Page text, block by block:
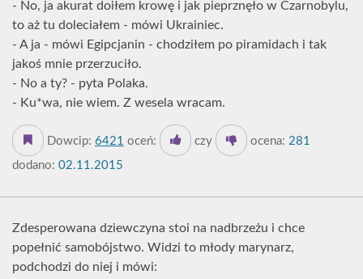
- No, ja akurat doiłem krowę i jak pieprznęło w Czarnobylu,
to aż tu doleciałem - mówi Ukrainiec.
- A ja - mówi Egipcjanin - chodziłem po piramidach i tak
jakoś mnie przerzuciło.
- No a ty? - pyta Polaka.
- Ku*wa, nie wiem. Z wesela wracam.
Dowcip: 6421 oceń: czy ocena: 281
dodano: 02.11.2015
Zdesperowana dziewczyna stoi na nadbrzeżu i chce
popełnić samobójstwo. Widzi to młody marynarz,
podchodzi do niej i mówi: